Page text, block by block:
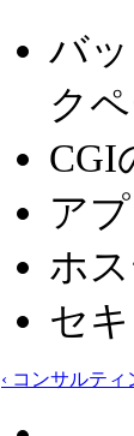
バ
ク
CGI
ア
ホ
セ
‹ コンサルテ